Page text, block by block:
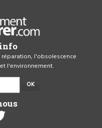
l'obsolescence
l'environnement.
OK